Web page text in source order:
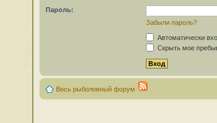
Пароль:
Забыли пароль?
Автоматически
Скрыть мое
Весь рыболовный форум